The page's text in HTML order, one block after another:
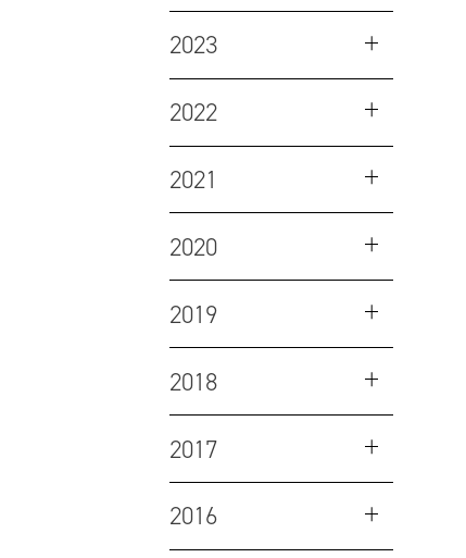
2023
2022
2021
2020
2019
2018
2017
2016